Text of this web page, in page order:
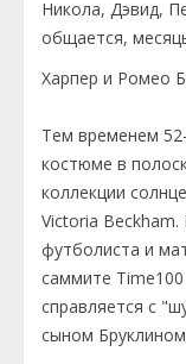
Харпер и Ромео
Тем временем
костюме в
коллекции
Victoria
футболиста и
саммите
справляется с
сыном